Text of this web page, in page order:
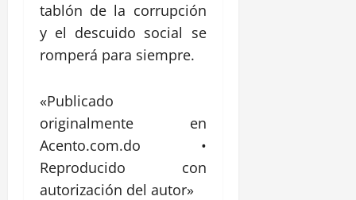
tablón de la corrupción
y el descuido social se
romperá para siempre.
«Publicado
originalmente en
Acento.com.do •
Reproducido con
autorización del autor»